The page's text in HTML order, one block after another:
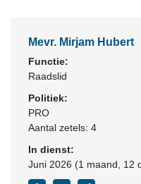
Mevr. Mirjam Hubert
Functie:
Raadslid
Politiek:
PRO
Aantal zetels: 4
In dienst:
Juni 2026 (1 maand, 12